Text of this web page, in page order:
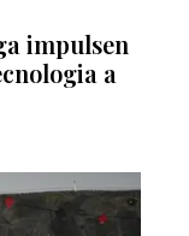
impulsen
a